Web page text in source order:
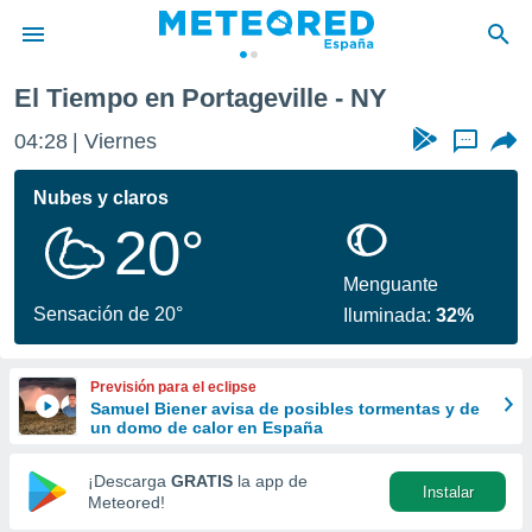
de
por
se
calidad.
a este
las
y
forma
digital
basada
El Tiempo en Portageville - NY
04:28 Viernes ...
Nubes y claros
20°
Sensación de 20°
Menguante
Iluminada:32%
Previsión para el eclipse
Samuel Biener avisa de posibles tormentas y de
un domo de calor en España
¡Descarga GRATIS la app de
Meteored!
Instalar